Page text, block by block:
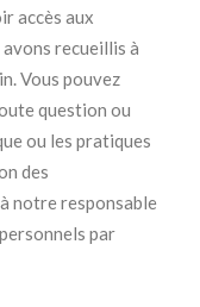
accès aux
recueillis à
Vous pouvez
question ou
ou les pratiques
des
notre responsable
par